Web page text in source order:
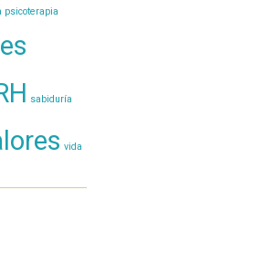
psicoterapia
sabiduría
vida